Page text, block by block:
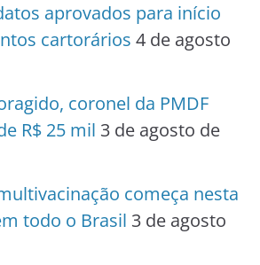
aprovados para início
cartorários 4 de agosto
coronel da PMDF
R$ 25 mil 3 de agosto de
começa nesta
todo o Brasil 3 de agosto